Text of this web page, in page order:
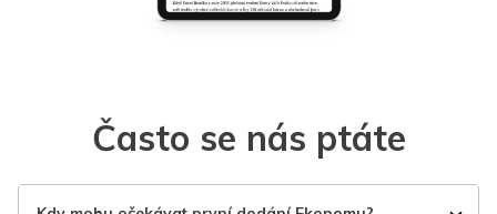
Často se nás ptáte